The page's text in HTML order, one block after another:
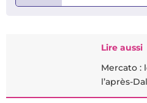
Lire aussi
Mercato :
l’après-